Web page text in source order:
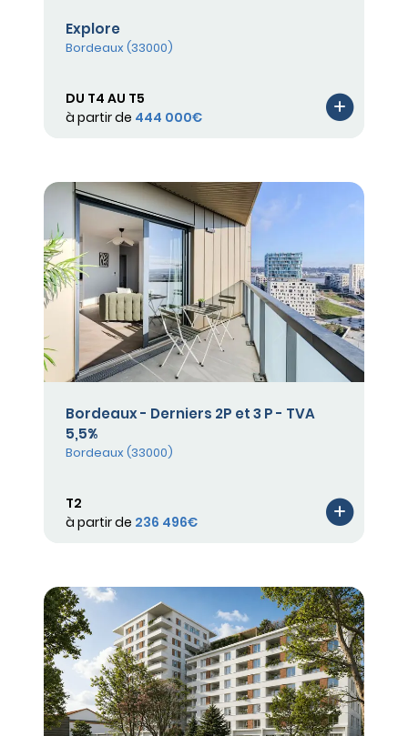
Explore
Bordeaux (33000)
DU T4 AU T5
à partir de 444 000€
Bordeaux - Derniers 2P et 3 P - TVA
5,5%
Bordeaux (33000)
T2
à partir de 236 496€